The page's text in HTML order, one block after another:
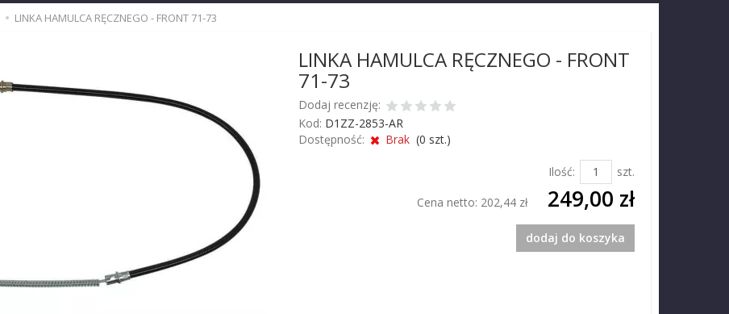
LINKA HAMULCA RĘCZNEGO - FRONT 71-73
LINKA HAMULCA RĘCZNEGO - FRONT
71-73
Dodaj recenzję:
Kod: D1ZZ-2853-AR
Dostępność:
Brak (0 szt.)
Ilość:
szt.
Cena netto: 202,44 zł 249,00 zł
dodaj do koszyka